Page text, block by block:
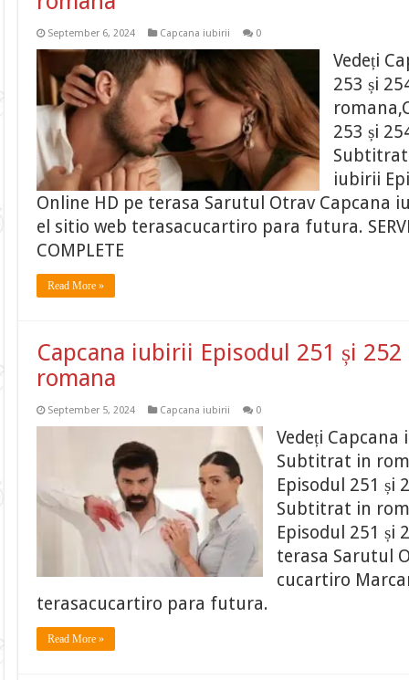
September 6, 2024 Capcana iubirii 0
Vedeți
253 și
253 și
Subtitrat
iubirii
Online HD pe terasa Sarutul Otrav Capcana
el sitio web terasacucartiro para futura.
COMPLETE
Read More »
Capcana iubirii Episodul 251 și
romana
September 5, 2024 Capcana iubirii 0
Vedeți
Subtitrat in
Episodul 251 și
Subtitrat in
Episodul 251 și
terasa Sarutul
cucartiro
terasacucartiro para futura.
Read More »